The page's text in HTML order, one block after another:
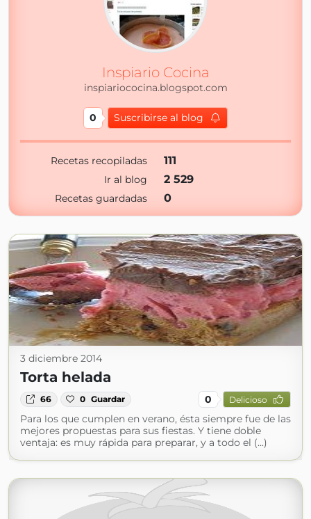
Inspiario Cocina
inspiariococina.blogspot.com
0 Suscribirse al blog
Recetas recopiladas 111
Ir al blog 2 529
Recetas guardadas 0
3 diciembre 2014
Torta helada
66 0 Guardar 0 Delicioso
Para los que cumplen en verano, ésta siempre fue de las
mejores propuestas para sus fiestas. Y tiene doble
ventaja: es muy rápida para preparar, y a todo el (...)